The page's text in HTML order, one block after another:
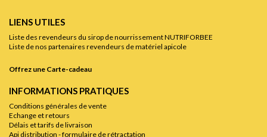
LIENS UTILES
Liste des revendeurs du sirop de nourrissement NUTRIFORBEE
Liste de nos partenaires revendeurs de matériel apicole
Offrez une Carte-cadeau
INFORMATIONS PRATIQUES
Conditions générales de vente
Echange et retours
Délais et tarifs de livraison
Api distribution - formulaire de rétractation